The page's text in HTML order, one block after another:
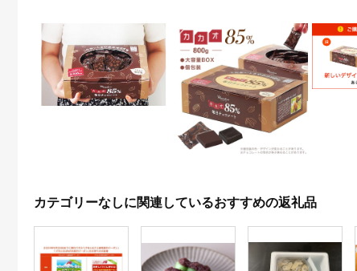
カテゴリーなしに関連しているおすすめの返礼品